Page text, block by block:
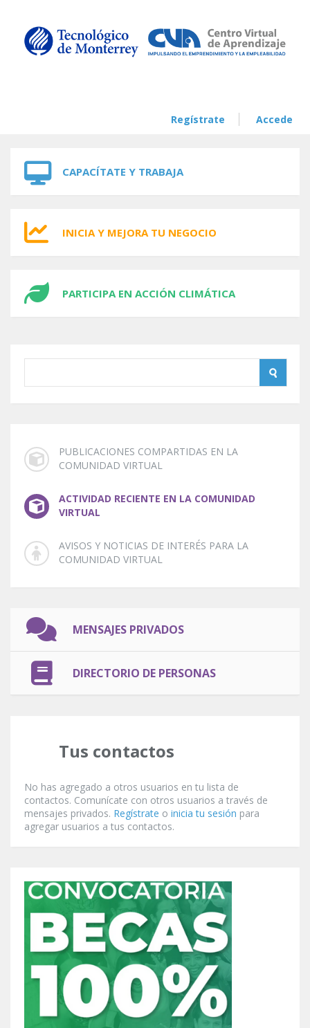
Regístrate Accede
CAPACÍTATE Y TRABAJA
INICIA Y MEJORA TU NEGOCIO
PARTICIPA EN ACCIÓN CLIMÁTICA
PUBLICACIONES COMPARTIDAS EN LA
COMUNIDAD VIRTUAL
ACTIVIDAD RECIENTE EN LA COMUNIDAD
VIRTUAL
AVISOS Y NOTICIAS DE INTERÉS PARA LA
COMUNIDAD VIRTUAL
MENSAJES PRIVADOS
DIRECTORIO DE PERSONAS
Tus contactos
No has agregado a otros usuarios en tu lista de
contactos. Comunícate con otros usuarios a través de
mensajes privados. Regístrate o inicia tu sesión para
agregar usuarios a tus contactos.